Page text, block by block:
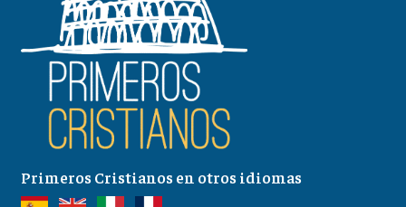
Primeros Cristianos en otros idiomas